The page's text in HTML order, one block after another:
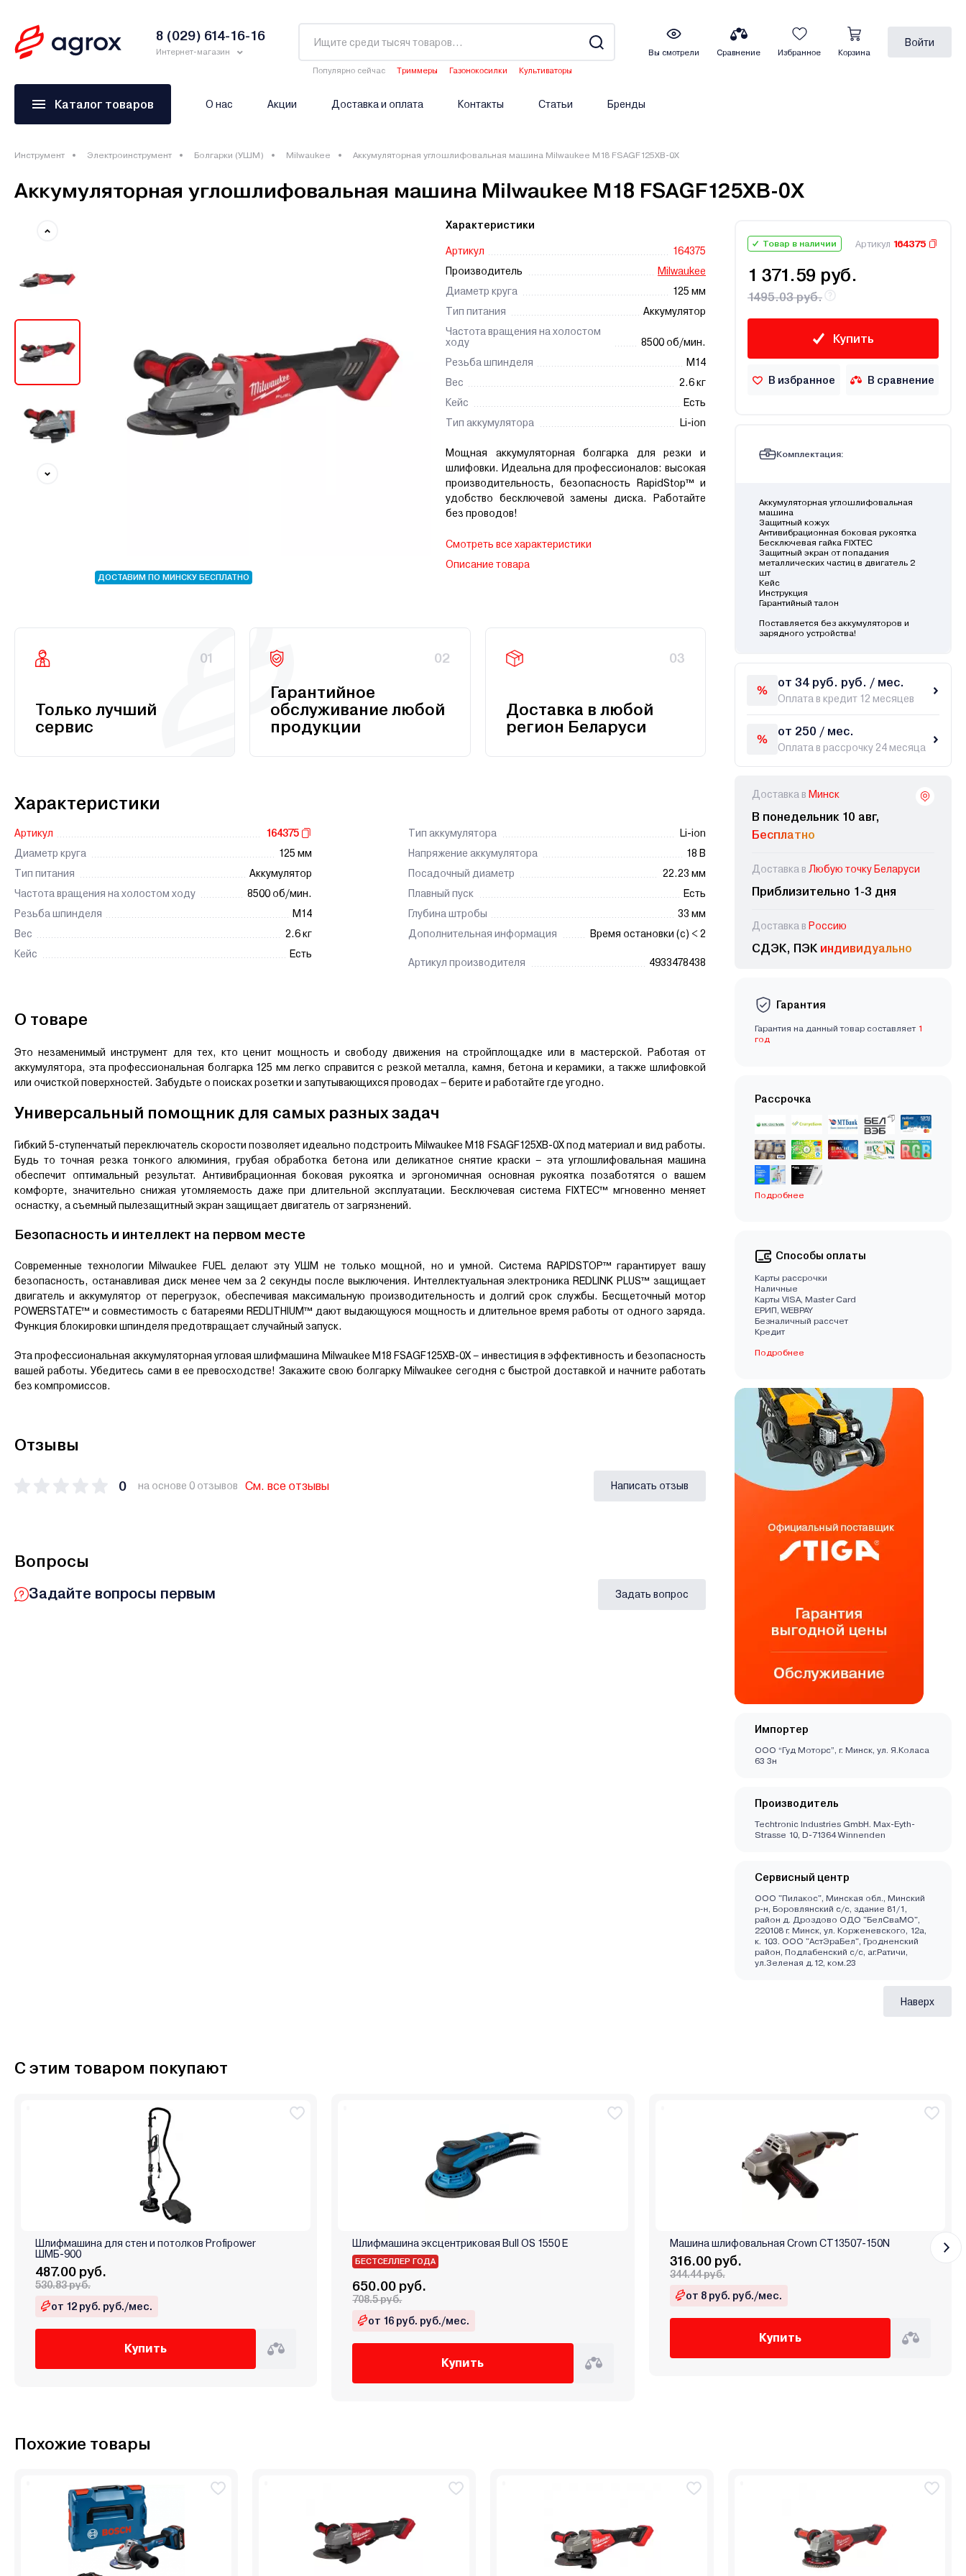
8 (029) 614-16-16
Интернет-магазин
Популярно сейчас Триммеры Газонокосилки
Культиваторы
Вы смотрели Сравнение Избранное Корзина
Войти
Каталог товаров О нас Акции Доставка и оплата Контакты Статьи Бренды
Инструмент Электроинструмент Болгарки (УШМ) Milwaukee Аккумуляторная углошлифовальная машина Milwaukee M18 FSAGF125XB-0X
Аккумуляторная углошлифовальная машина Milwaukee M18 FSAGF125XB-0X
ДОСТАВИМ ПО МИНСКУ БЕСПЛАТНО
Характеристики
Артикул
164375
Производитель
Milwaukee
Диаметр круга
125 мм
Тип питания
Аккумулятор
Частота вращения на холостом
ходу
8500 об/мин.
Резьба шпинделя
М14
Вес
2.6 кг
Кейс
Есть
Тип аккумулятора
Li-ion
Мощная аккумуляторная болгарка для резки и
шлифовки. Идеальна для профессионалов: высокая
производительность, безопасность RapidStop™ и
удобство бесключевой замены диска. Работайте
без проводов!
Смотреть все характеристики
Описание товара
01
Только лучший
сервис
02
Гарантийное
обслуживание любой
продукции
03
Доставка в любой
регион Беларуси
Характеристики
Артикул
164375
Диаметр круга
125 мм
Тип питания
Аккумулятор
Частота вращения на холостом ходу
8500 об/мин.
Резьба шпинделя
М14
Вес
2.6 кг
Кейс
Есть
Тип аккумулятора
Li-ion
Напряжение аккумулятора
18 В
Посадочный диаметр
22.23 мм
Плавный пуск
Есть
Глубина штробы
33 мм
Дополнительная информация
Время остановки (с) < 2
Артикул производителя 4933478438
О товаре
Это незаменимый инструмент для тех, кто ценит мощность и свободу движения на стройплощадке или в мастерской. Работая от
аккумулятора, эта профессиональная болгарка 125 мм легко справится с резкой металла, камня, бетона и керамики, а также шлифовкой
или очисткой поверхностей. Забудьте о поисках розетки и запутывающихся проводах – берите и работайте где угодно.
Универсальный помощник для самых разных задач
Гибкий 5-ступенчатый переключатель скорости позволяет идеально подстроить Milwaukee M18 FSAGF125XB-0X под материал и вид работы.
Будь то точная резка тонкого алюминия, грубая обработка бетона или деликатное снятие краски – эта углошлифовальная машина
обеспечит оптимальный результат. Антивибрационная боковая рукоятка и эргономичная основная рукоятка позаботятся о вашем
комфорте, значительно снижая утомляемость даже при длительной эксплуатации. Бесключевая система FIXTEC™ мгновенно меняет
оснастку, а съемный пылезащитный экран защищает двигатель от загрязнений.
Безопасность и интеллект на первом месте
Современные технологии Milwaukee FUEL делают эту УШМ не только мощной, но и умной. Система RAPIDSTOP™ гарантирует вашу
безопасность, останавливая диск менее чем за 2 секунды после выключения. Интеллектуальная электроника REDLINK PLUS™ защищает
двигатель и аккумулятор от перегрузок, обеспечивая максимальную производительность и долгий срок службы. Бесщеточный мотор
POWERSTATE™ и совместимость с батареями REDLITHIUM™ дают выдающуюся мощность и длительное время работы от одного заряда.
Функция блокировки шпинделя предотвращает случайный запуск.
Эта профессиональная аккумуляторная угловая шлифмашина Milwaukee M18 FSAGF125XB-0X – инвестиция в эффективность и безопасность
вашей работы. Убедитесь сами в ее превосходстве! Закажите свою болгарку Milwaukee сегодня с быстрой доставкой и начните работать
без компромиссов.
Отзывы
0 на основе 0 отзывов См. все отзывы Написать отзыв
Вопросы
Задайте вопросы первым Задать вопрос
Товар в наличии Артикул 164375
1 371.59 руб.
1495.03 руб.
Купить
В избранное В сравнение
Комплектация:
Аккумуляторная углошлифовальная
машина
Защитный кожух
Антивибрационная боковая рукоятка
Бесключевая гайка FIXTEC
Защитный экран от попадания
металлических частиц в двигатель 2
шт
Кейс
Инструкция
Гарантийный талон
Поставляется без аккумуляторов и
зарядного устройства!
от 34 руб. руб. / мес.
Оплата в кредит 12 месяцев
от 250 / мес.
Оплата в рассрочку 24 месяца
Доставка в Минск
В понедельник 10 авг,
Бесплатно
Доставка в Любую точку Беларуси
Приблизительно 1-3 дня
Доставка в Россию
СДЭК, ПЭК индивидуально
Гарантия
Гарантия на данный товар составляет 1
год
Рассрочка
Подробнее
Способы оплаты
Карты рассрочки
Наличные
Карты VISA, Master Card
EРИП, WEBPAY
Безналичный рассчет
Кредит
Подробнее
Импортер
ООО “Гуд Моторс”, г. Минск, ул. Я.Коласа
63 3н
Производитель
Techtronic Industries GmbH. Max-Eyth-
Strasse 10, D-71364 Winnenden
Сервисный центр
ООО "Пилакос", Минская обл., Минский
р-н, Боровлянский с/с, здание 81/1,
район д. Дроздово ОДО "БелСваМО",
220108 г. Минск, ул. Корженевского, 12а,
к. 103. ООО "АстЭраБел", Гродненский
район, Подлабенский с/с, аг.Ратичи,
ул.Зеленая д.12, ком.23
Наверх
С этим товаром покупают
Шлифмашина для стен и потолков Profipower
ШМБ-900
487.00 руб.
530.83 руб.
от 12 руб. руб./мес.
Купить
Шлифмашина эксцентриковая Bull OS 1550 E
БЕСТСЕЛЛЕР ГОДА
650.00 руб.
708.5 руб.
от 16 руб. руб./мес.
Купить
Машина шлифовальная Crown CT13507-150N
316.00 руб.
344.44 руб.
от 8 руб. руб./мес.
Купить
Похожие товары